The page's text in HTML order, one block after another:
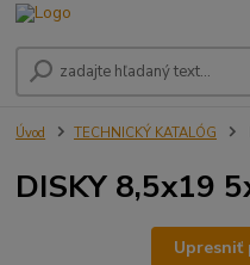
Úvod TECHNICKÝ KATALÓG
DISKY 8,5x19
Upresniť